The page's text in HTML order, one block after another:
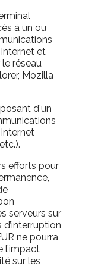
à un ou
et
réseau
Mozilla
d'un
efforts pour
serveurs sur
ne pourra
l’impact
sur les